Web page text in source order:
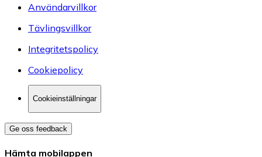
Användarvillkor
Tävlingsvillkor
Integritetspolicy
Cookiepolicy
Cookieinställningar
Ge oss feedback
Hämta mobilappen